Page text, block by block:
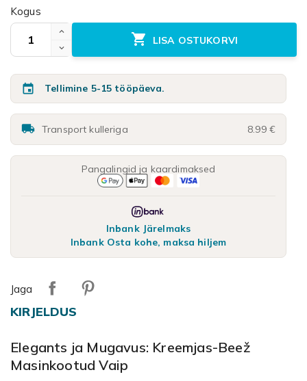
Kogus
 LISA OSTUKORVI
 Tellimine 5-15 tööpäeva.
 Transport kulleriga 8.99 €
Pangalingid ja kaardimaksed
Inbank Järelmaks
Inbank Osta kohe, maksa hiljem
Jaga
KIRJELDUS
Elegants ja Mugavus: Kreemjas-Beež
Masinkootud Vaip